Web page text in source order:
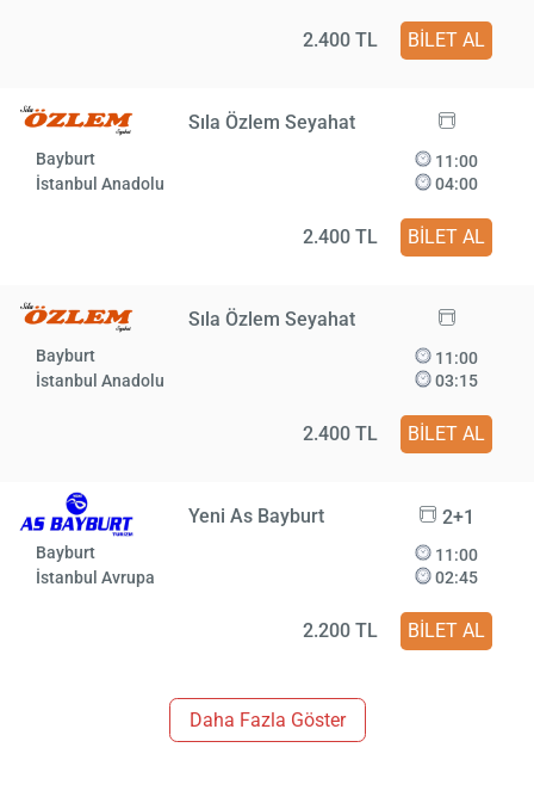
2.400 TL BİLET AL
Sıla Özlem Seyahat
Bayburt
İstanbul Anadolu
11:00
04:00
2.400 TL BİLET AL
Sıla Özlem Seyahat
Bayburt
İstanbul Anadolu
11:00
03:15
2.400 TL BİLET AL
Yeni As Bayburt 2+1
Bayburt
İstanbul Avrupa
11:00
02:45
2.200 TL BİLET AL
Daha Fazla Göster